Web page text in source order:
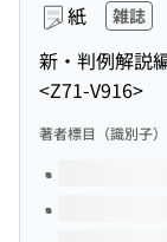
紙 雑誌
新・判例解説
<Z71-V916>
著者標目（識別子）
このタイトルの巻号